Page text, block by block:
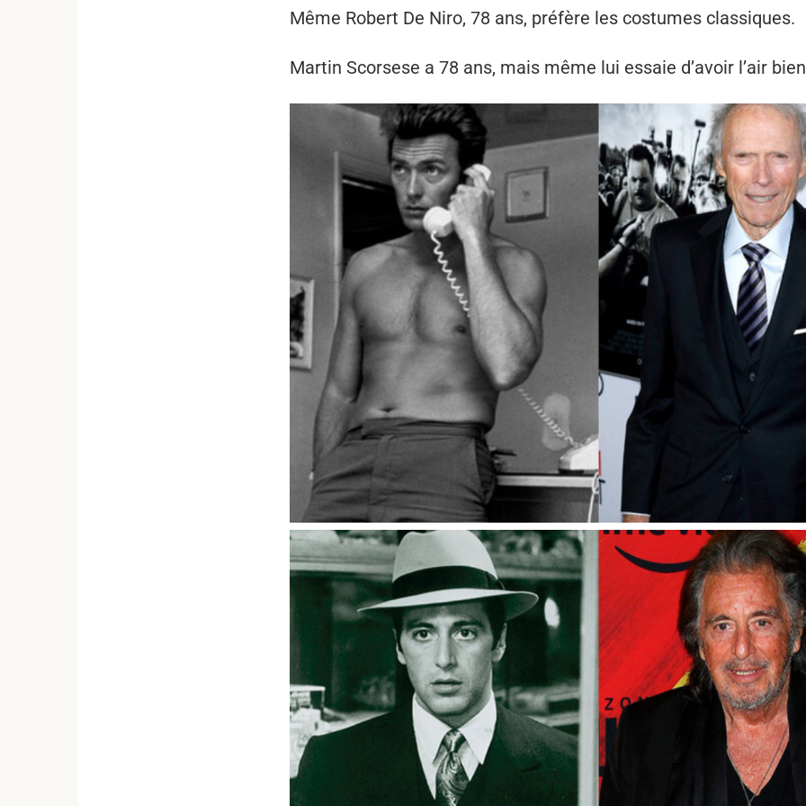
Même Robert De Niro, 78 ans, préfère les costumes classiques.
Martin Scorsese a 78 ans, mais même lui essaie d’avoir l’air